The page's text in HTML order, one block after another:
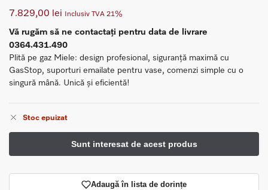
7.829,00 lei Inclusiv TVA 21%
Vă rugăm să ne contactați pentru data de livrare
0364.431.490
Plită pe gaz Miele: design profesional, siguranță maximă cu
GasStop, suporturi emailate pentru vase, comenzi simple cu o
singură mână. Unică și eficientă!
Stoc epuizat
Adaugă în lista de dorințe